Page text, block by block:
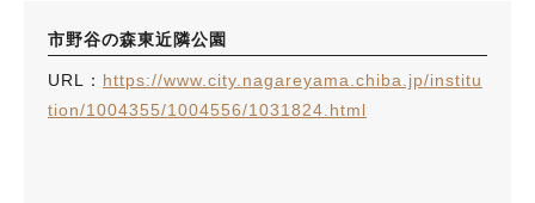
市野谷の森東近隣公園
URL： https://www.city.nagareyama.chiba.jp/institu
tion/1004355/1004556/1031824.html